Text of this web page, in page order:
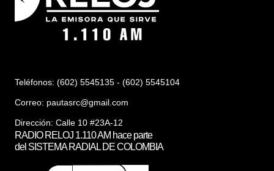
Teléfonos: (602) 5545135 - (602) 5545104
Correo: pautasrc@gmail.com
Dirección: Calle 10 #23A-12
RADIO RELOJ 1.110 AM hace parte
del SISTEMA RADIAL DE COLOMBIA